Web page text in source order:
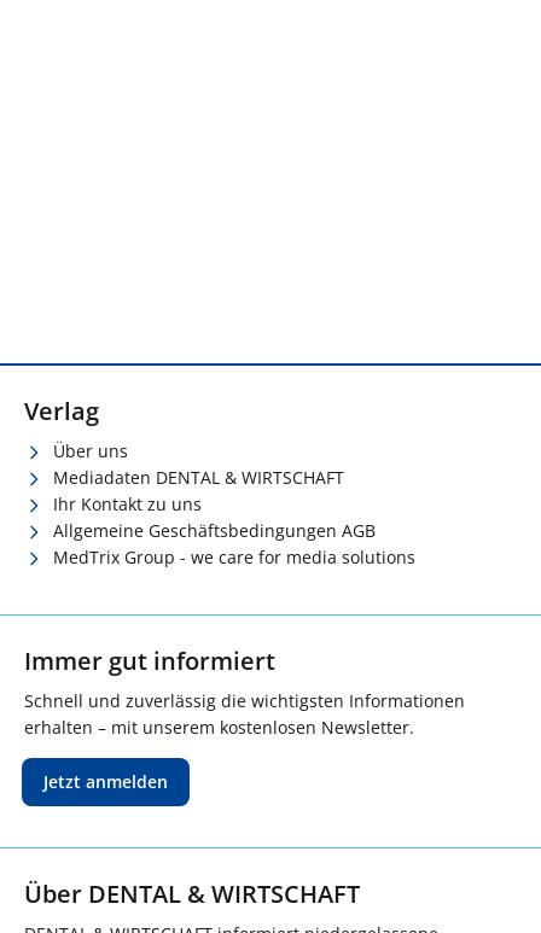
Verlag
Über uns
Mediadaten DENTAL & WIRTSCHAFT
Ihr Kontakt zu uns
Allgemeine Geschäftsbedingungen AGB
MedTrix Group - we care for media solutions
Immer gut informiert
Schnell und zuverlässig die wichtigsten Informationen
erhalten – mit unserem kostenlosen Newsletter.
Jetzt anmelden
Über DENTAL & WIRTSCHAFT